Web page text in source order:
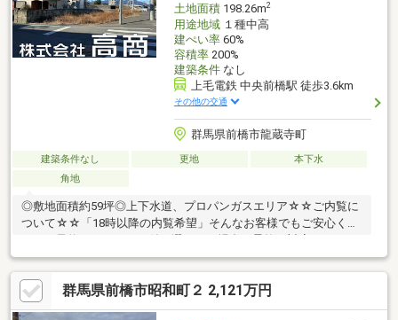
土地面積198.26m2
用途地域１種中高
建ぺい率60%
容積率200%
建築条件なし
上毛電鉄 中央前橋駅 徒歩3.6km
その他の交通
群馬県前橋市龍蔵寺町
建築条件なし 更地
本下水
角地
◎敷地面積約59坪◎上下水道、プロパンガスエリア☆☆ご内覧に
ついて☆☆「18時以降の内覧希望」そんなお客様でもご安心くだ
さい。予約システムで日付が選べない場合も柔軟に対応いたしま
す！ぜひお気軽にご相談ください。◆東側接道：6.6ｍ～12ｍ◆景
観計画区域
群馬県前橋市昭和町２ 2,121万円